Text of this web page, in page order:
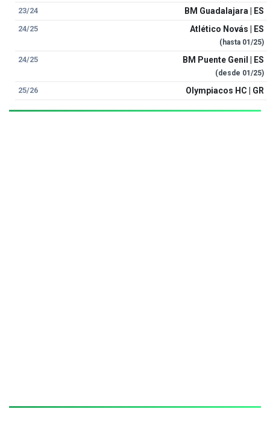
23/24 BM Guadalajara | ES
24/25 Atlético Novás | ES
(hasta 01/25)
24/25 BM Puente Genil | ES
(desde 01/25)
25/26 Olympiacos HC | GR